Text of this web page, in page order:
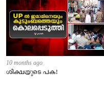
10 months ago
ശിക്ഷയുടെ പക!